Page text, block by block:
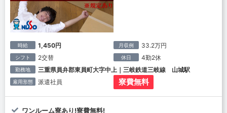
時給 1,450円 月収例 33.2万円
シフト 2交替 休日 4勤2休
勤務地 三重県員弁郡東員町大字中上｜三岐鉄道三岐線 山城駅
雇用形態 派遣社員 寮費無料
ワンルーム寮あり!寮費無料!